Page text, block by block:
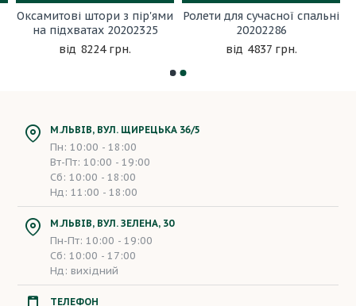
Оксамитові штори з пір'ями
на підхватах 20202325
8224 грн.
Ролети для сучасної спальні
20202286
4837 грн.
М.ЛЬВІВ, ВУЛ. ЩИРЕЦЬКА 36/5
Пн: 10:00 - 18:00
Вт-Пт: 10:00 - 19:00
Сб: 10:00 - 18:00
Нд: 11:00 - 18:00
М.ЛЬВІВ, ВУЛ. ЗЕЛЕНА, 30
Пн-Пт: 10:00 - 19:00
Сб: 10:00 - 17:00
Нд: вихідний
ТЕЛЕФОН